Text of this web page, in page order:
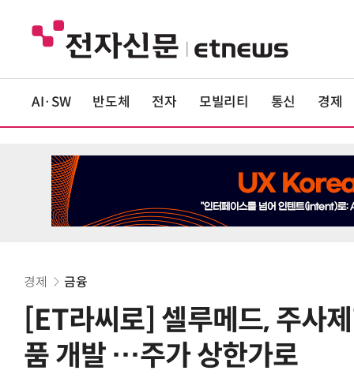
AI·SW 반도체 전자 모빌리티 통신 경제
경제 금융
[ET라씨로] 셀루메드, 주사
품 개발 …주가 상한가로